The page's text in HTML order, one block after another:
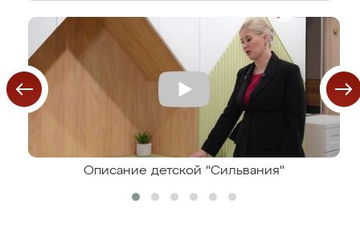
Описание детской "Сильвания"